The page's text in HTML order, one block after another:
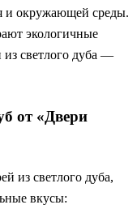
и окружающей среды.
экологичные
из светлого дуба —
от «Двери
из светлого дуба,
вкусы: